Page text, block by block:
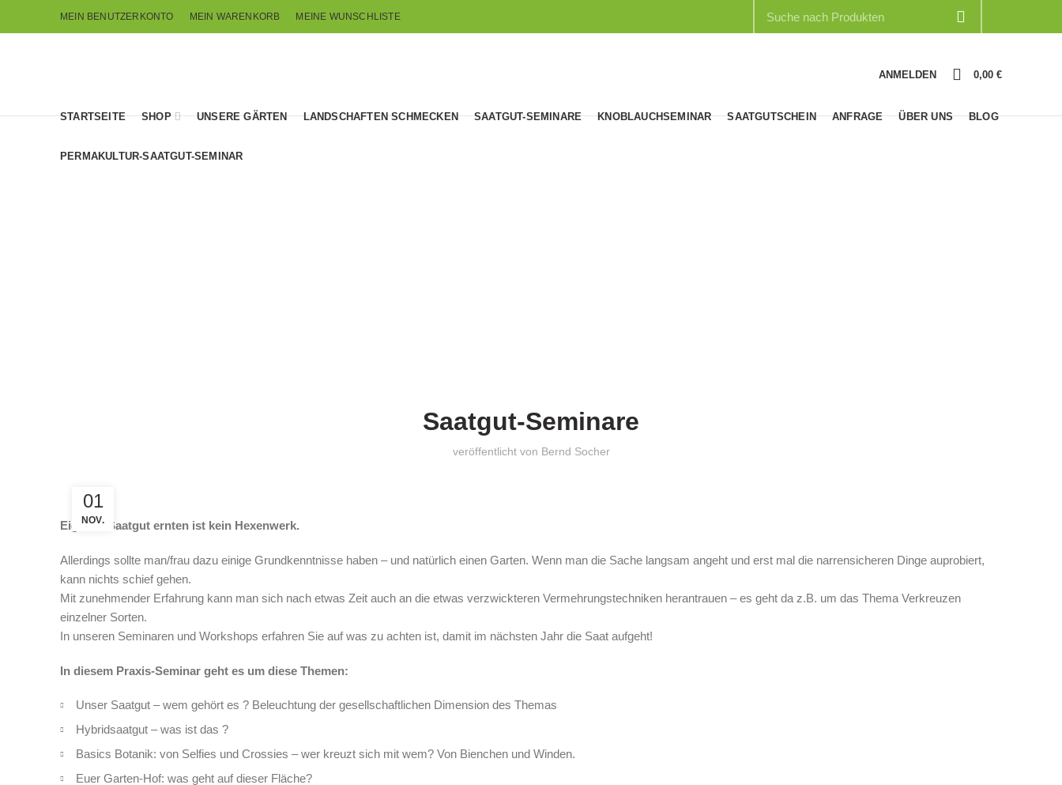
MEIN BENUTZERKONTO MEIN WARENKORB MEINE WUNSCHLISTE
ANMELDEN 0,00 €
STARTSEITE SHOP UNSERE GÄRTEN LANDSCHAFTEN SCHMECKEN SAATGUT-SEMINARE KNOBLAUCHSEMINAR SAATGUTSCHEIN ANFRAGE ÜBER UNS BLOG
PERMAKULTUR-SAATGUT-SEMINAR
Saatgut-Seminare
veröffentlicht von Bernd Socher
01
NOV.
Eigenes Saatgut ernten ist kein Hexenwerk.
Allerdings sollte man/frau dazu einige Grundkenntnisse haben – und natürlich einen Garten. Wenn man die Sache langsam angeht und erst mal die narrensicheren Dinge auprobiert,
kann nichts schief gehen.
Mit zunehmender Erfahrung kann man sich nach etwas Zeit auch an die etwas verzwickteren Vermehrungstechniken herantrauen – es geht da z.B. um das Thema Verkreuzen
einzelner Sorten.
In unseren Seminaren und Workshops erfahren Sie auf was zu achten ist, damit im nächsten Jahr die Saat aufgeht!
In diesem Praxis-Seminar geht es um diese Themen:
Unser Saatgut – wem gehört es ? Beleuchtung der gesellschaftlichen Dimension des Themas
Hybridsaatgut – was ist das ?
Basics Botanik: von Selfies und Crossies – wer kreuzt sich mit wem? Von Bienchen und Winden.
Euer Garten-Hof: was geht auf dieser Fläche?